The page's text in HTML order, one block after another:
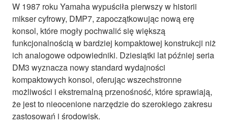
W 1987 roku Yamaha wypuściła pierwszy w historii
mikser cyfrowy, DMP7, zapoczątkowując nową erę
konsol, które mogły pochwalić się większą
funkcjonalnością w bardziej kompaktowej konstrukcji niż
ich analogowe odpowiedniki. Dziesiątki lat później seria
DM3 wyznacza nowy standard wydajności
kompaktowych konsol, oferując wszechstronne
możliwości i ekstremalną przenośność, które sprawiają,
że jest to nieocenione narzędzie do szerokiego zakresu
zastosowań i środowisk.